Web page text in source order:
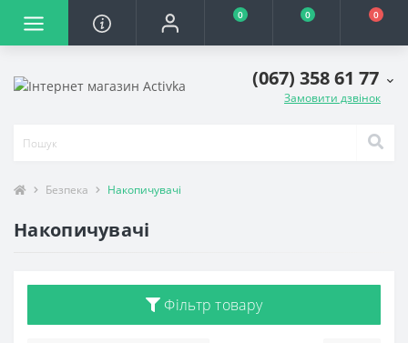
0 0 0
(067) 358 61 77
Замовити дзвінок
Безпека Накопичувачі
Накопичувачі
Фільтр товару